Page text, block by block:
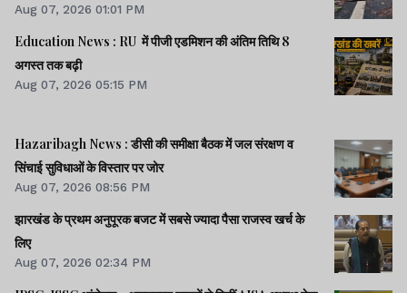
Aug 07, 2026 01:01 PM
Education News : RU में पीजी एडमिशन की अंतिम तिथि 8
अगस्त तक बढ़ी
Aug 07, 2026 05:15 PM
Hazaribagh News : डीसी की समीक्षा बैठक में जल संरक्षण व
सिंचाई सुविधाओं के विस्तार पर जोर
Aug 07, 2026 08:56 PM
झारखंड के प्रथम अनुपूरक बजट में सबसे ज्यादा पैसा राजस्व खर्च के
लिए
Aug 07, 2026 02:34 PM